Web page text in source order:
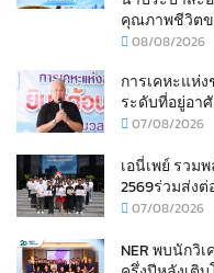
คุณภาพชีวิตข
08/08/2026
การเคหะแห่
ระดับที่อยู่อา
07/08/2026
เอนี่เพย์ รวม
2569ร่วมส่ง
07/08/2026
NER พบนักวิ